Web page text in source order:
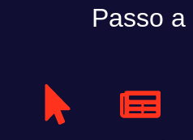
Passo a